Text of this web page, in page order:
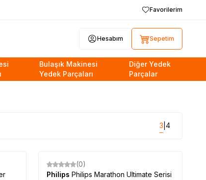
Favorilerim
Hesabım Sepetim
Bulaşık Makinesi
Yedek Parçaları
Diğer Yedek
Parçalar
3 4
(0)
Philips Philips Marathon Ultimate Serisi